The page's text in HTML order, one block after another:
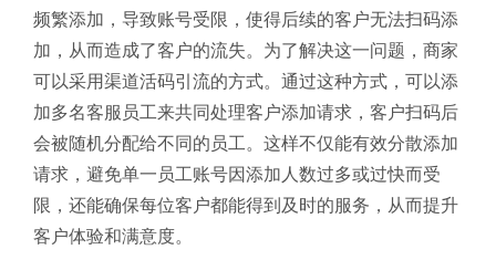
频繁添加，导致账号受限，使得后续的客户无法扫码添
加，从而造成了客户的流失。为了解决这一问题，商家
可以采用渠道活码引流的方式。通过这种方式，可以添
加多名客服员工来共同处理客户添加请求，客户扫码后
会被随机分配给不同的员工。这样不仅能有效分散添加
请求，避免单一员工账号因添加人数过多或过快而受
限，还能确保每位客户都能得到及时的服务，从而提升
客户体验和满意度。